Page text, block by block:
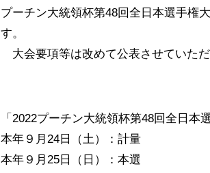
プーチン大統領杯第48回全日本選手権
す。
大会要項等は改めて公表させていた
「2022プーチン大統領杯第48回全日本
本年９月24日（土）：計量
本年９月25日（日）：本選